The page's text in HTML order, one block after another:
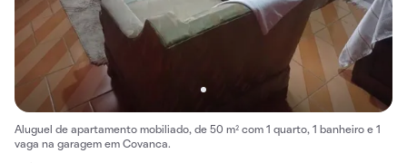
Aluguel de apartamento mobiliado, de 50 m² com 1 quarto, 1 banheiro e 1
vaga na garagem em Covanca.